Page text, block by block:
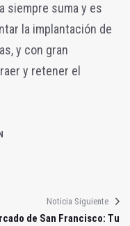
siempre suma y es
la implantación de
y con gran
y retener el
Noticia Siguiente
de San Francisco: Tu